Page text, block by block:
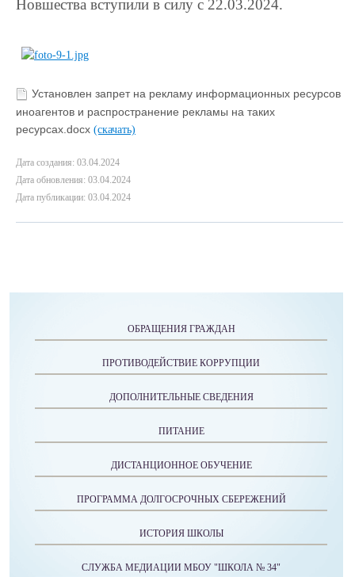
Новшества вступили в силу с 22.03.2024.
Установлен запрет на рекламу информационных ресурсов
иноагентов и распространение рекламы на таких
ресурсах.docx (скачать)
Дата создания: 03.04.2024
Дата обновления: 03.04.2024
Дата публикации: 03.04.2024
ОБРАЩЕНИЯ ГРАЖДАН
ПРОТИВОДЕЙСТВИЕ КОРРУПЦИИ
ДОПОЛНИТЕЛЬНЫЕ СВЕДЕНИЯ
ПИТАНИЕ
ДИСТАНЦИОННОЕ ОБУЧЕНИЕ
ПРОГРАММА ДОЛГОСРОЧНЫХ СБЕРЕЖЕНИЙ
ИСТОРИЯ ШКОЛЫ
СЛУЖБА МЕДИАЦИИ МБОУ "ШКОЛА № 34"